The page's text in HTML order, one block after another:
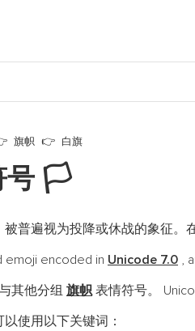
旗帜 白旗
号 🏳️
普遍视为投降或休战的象征。
emoji encoded in Unicode 7.0 ,
其他分组 旗帜表情符号。
使用以下关键词：